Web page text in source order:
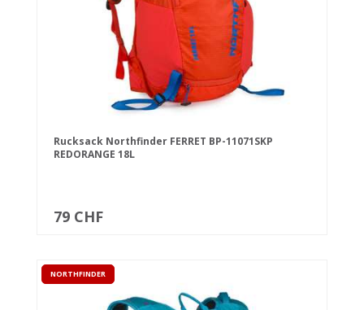
Rucksack Northfinder FERRET BP-11071SKP
REDORANGE 18L
79 CHF
NORTHFINDER